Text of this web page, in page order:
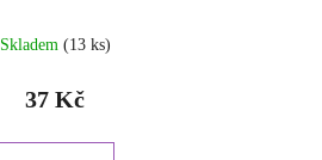
hodnocení
je
Skladem (13 ks)
37 Kč